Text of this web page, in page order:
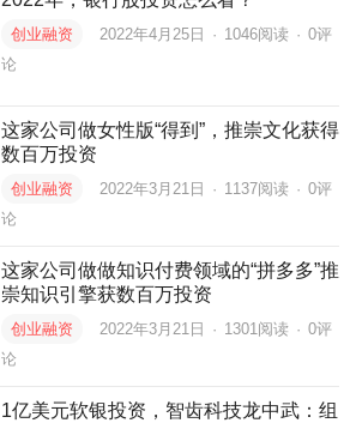
创业融资 2022年4月25日 · 1046阅读 · 0评
论
这家公司做女性版“得到”，推崇文化获得
数百万投资
创业融资 2022年3月21日 · 1137阅读 · 0评
论
这家公司做做知识付费领域的“拼多多”推
崇知识引擎获数百万投资
创业融资 2022年3月21日 · 1301阅读 · 0评
论
1亿美元软银投资，智齿科技龙中武：组